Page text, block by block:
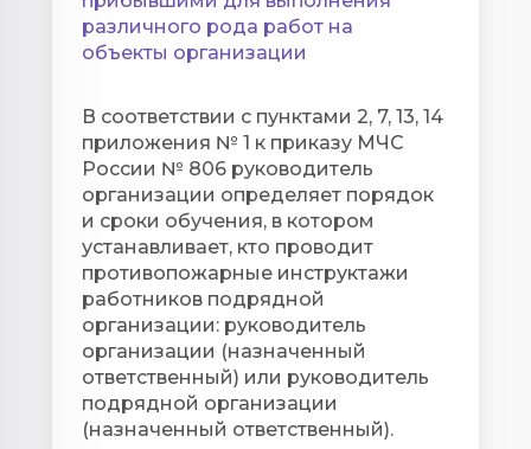
различного рода работ на
объекты организации
В соответствии с пунктами 2, 7, 13, 14
приложения № 1 к приказу МЧС
России № 806 руководитель
организации определяет порядок
и сроки обучения, в котором
устанавливает, кто проводит
противопожарные инструктажи
работников подрядной
организации: руководитель
организации (назначенный
ответственный) или руководитель
подрядной организации
(назначенный ответственный).